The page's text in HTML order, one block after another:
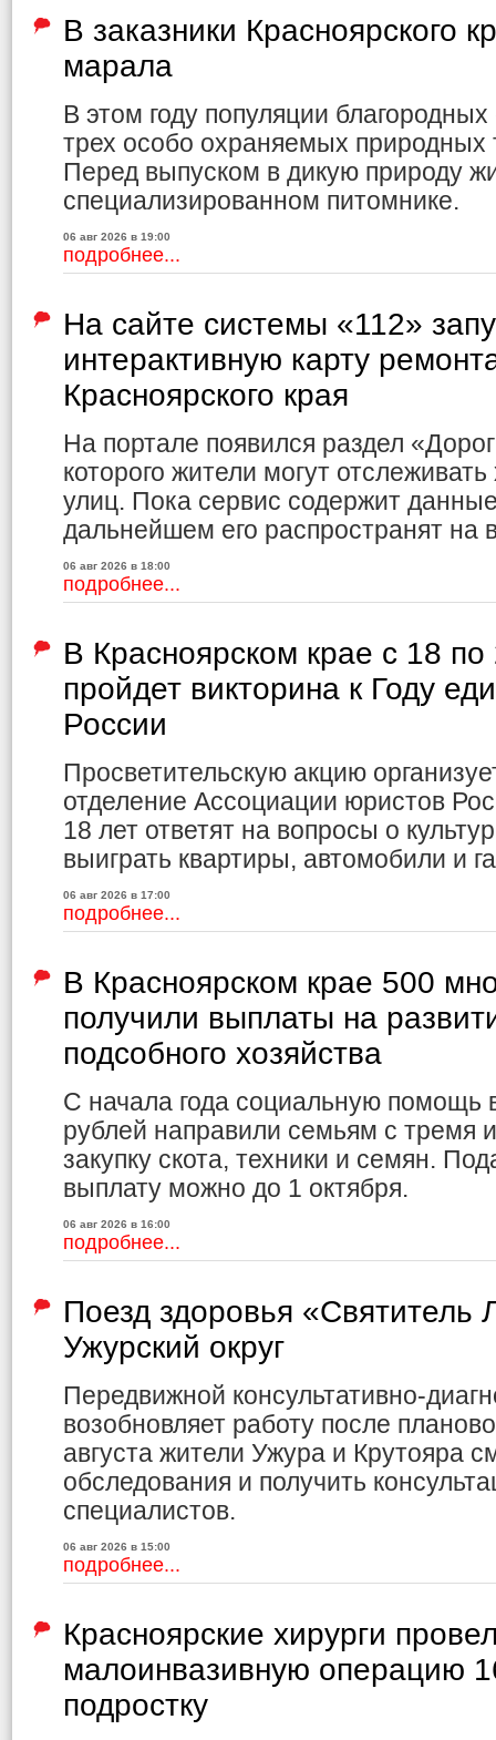
В заказники Красноярского
марала
В этом году популяции
трех особо охраняемых природных
Перед выпуском в дикую природу
специализированном питомнике.
06 авг 2026 в 19:00
подробнее...
На сайте системы «112»
интерактивную карту
Красноярского края
На портале появился раздел
которого жители могут
улиц. Пока сервис содержит
дальнейшем его распространят на
06 авг 2026 в 18:00
подробнее...
В Красноярском крае с 18 по
пройдет викторина к Году
России
Просветительскую акцию
отделение Ассоциации юристов
18 лет ответят на вопросы о
выиграть квартиры, автомобили и
06 авг 2026 в 17:00
подробнее...
В Красноярском крае 500
получили выплаты на
подсобного хозяйства
С начала года социальную помощь
рублей направили семьям с тремя
закупку скота, техники и семян.
выплату можно до 1 октября.
06 авг 2026 в 16:00
подробнее...
Поезд здоровья «Святитель
Ужурский округ
Передвижной консультативно-
возобновляет работу после
августа жители Ужура и Крутояра
обследования и получить
специалистов.
06 авг 2026 в 15:00
подробнее...
Красноярские хирурги
малоинвазивную операцию
подростку